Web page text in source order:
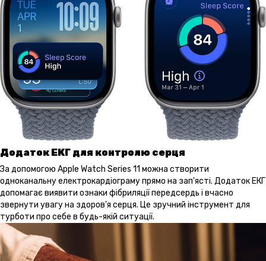
Додаток ЕКГ для контролю серця
За допомогою Apple Watch Series 11 можна створити
одноканальну електрокардіограму прямо на зап'ясті. Додаток ЕКГ
допомагає виявити ознаки фібриляції передсердь і вчасно
звернути увагу на здоров'я серця. Це зручний інструмент для
турботи про себе в будь-якій ситуації.